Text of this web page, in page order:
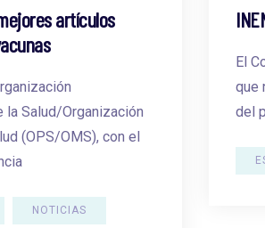
artículos
la Salud/Organización
(OPS/OMS), con el
NOTICIAS
El
que
del